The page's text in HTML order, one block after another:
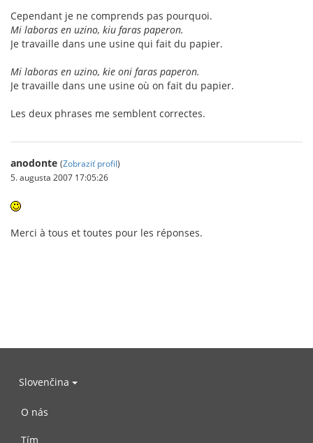
Cependant je ne comprends pas pourquoi.
Mi laboras en uzino, kiu faras paperon.
Je travaille dans une usine qui fait du papier.
Mi laboras en uzino, kie oni faras paperon.
Je travaille dans une usine où on fait du papier.
Les deux phrases me semblent correctes.
anodonte (Zobraziť profil)
5. augusta 2007 17:05:26
Merci à tous et toutes pour les réponses.
Slovenčina
O nás
Tím